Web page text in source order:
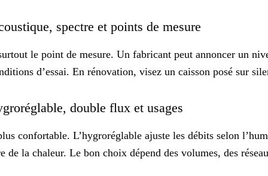
spectre et points de mesure
le point de mesure. Un fabricant peut annoncer un
d’essai. En rénovation, visez un caisson posé sur
double flux et usages
confortable. L’hygroréglable ajuste les débits selon
la chaleur. Le bon choix dépend des volumes, des